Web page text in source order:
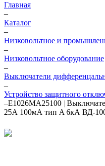
Главная
–
Каталог
–
Низковольтное и
–
Низковольтное оборудование
–
Выключатели
–
Устройство защитного
–E1026MA25100 |
25А 100мА тип A 6кА ВД-